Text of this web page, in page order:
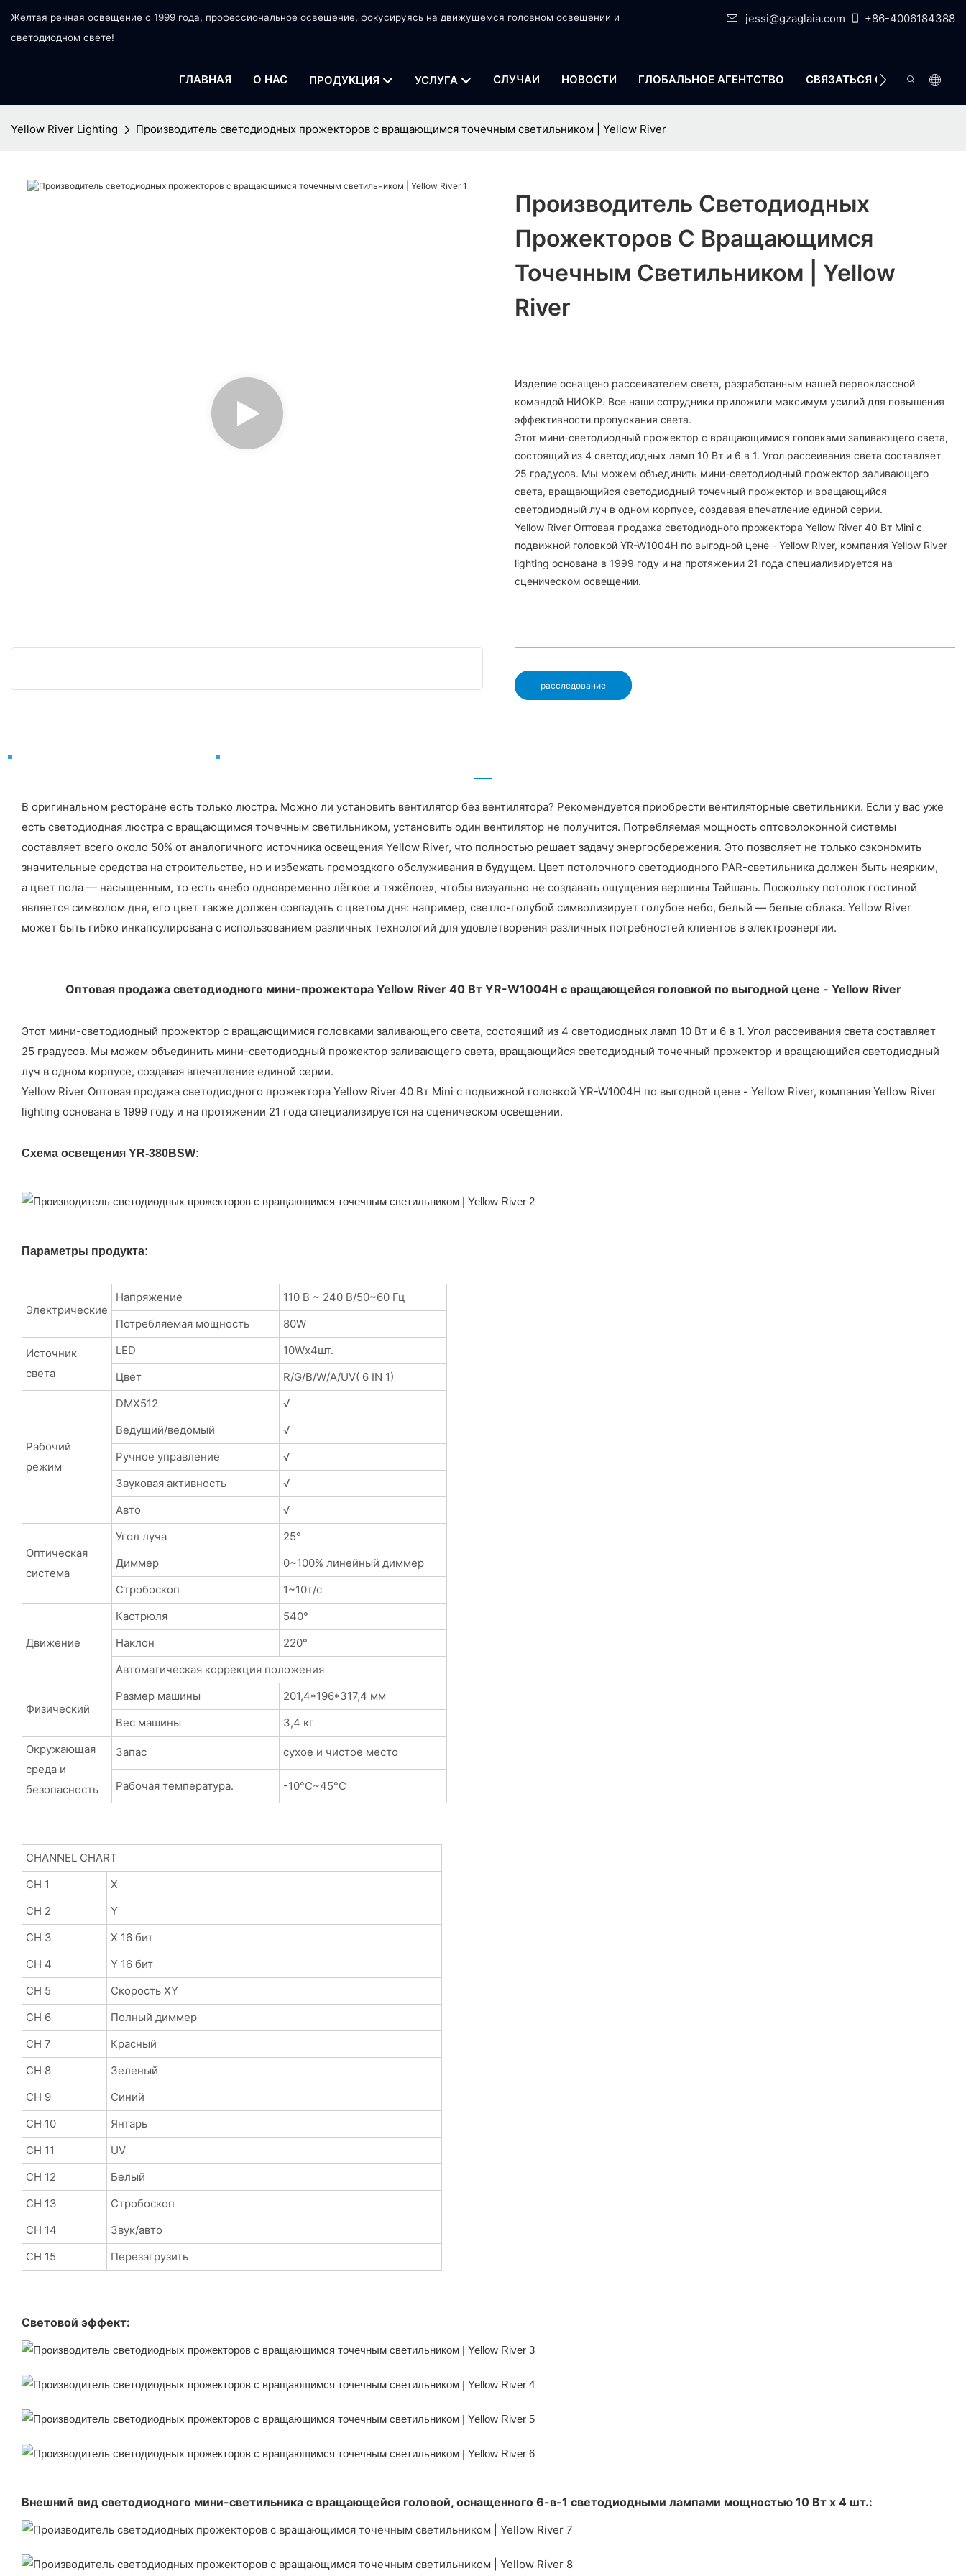
Желтая речная освещение с 1999 года, профессиональное освещение, фокусируясь на движущемся головном освещении и
светодиодном свете!
jessi@gzaglaia.com +86-4006184388
ГЛАВНАЯ О НАС ПРОДУКЦИЯ УСЛУГА СЛУЧАИ НОВОСТИ ГЛОБАЛЬНОЕ АГЕНТСТВО СВЯЗАТЬСЯ С НАМИ
Yellow River Lighting Производитель светодиодных прожекторов с вращающимся точечным светильником | Yellow River
Производитель Светодиодных
Прожекторов С Вращающимся
Точечным Светильником | Yellow
River
Изделие оснащено рассеивателем света, разработанным нашей первоклассной
командой НИОКР. Все наши сотрудники приложили максимум усилий для повышения
эффективности пропускания света.
Этот мини-светодиодный прожектор с вращающимися головками заливающего света,
состоящий из 4 светодиодных ламп 10 Вт и 6 в 1. Угол рассеивания света составляет
25 градусов. Мы можем объединить мини-светодиодный прожектор заливающего
света, вращающийся светодиодный точечный прожектор и вращающийся
светодиодный луч в одном корпусе, создавая впечатление единой серии.
Yellow River Оптовая продажа светодиодного прожектора Yellow River 40 Вт Mini с
подвижной головкой YR-W1004H по выгодной цене - Yellow River, компания Yellow River
lighting основана в 1999 году и на протяжении 21 года специализируется на
сценическом освещении.
расследование
В оригинальном ресторане есть только люстра. Можно ли установить вентилятор без вентилятора? Рекомендуется приобрести вентиляторные светильники. Если у вас уже
есть светодиодная люстра с вращающимся точечным светильником, установить один вентилятор не получится. Потребляемая мощность оптоволоконной системы
составляет всего около 50% от аналогичного источника освещения Yellow River, что полностью решает задачу энергосбережения. Это позволяет не только сэкономить
значительные средства на строительстве, но и избежать громоздкого обслуживания в будущем. Цвет потолочного светодиодного PAR-светильника должен быть неярким,
а цвет пола — насыщенным, то есть «небо одновременно лёгкое и тяжёлое», чтобы визуально не создавать ощущения вершины Тайшань. Поскольку потолок гостиной
является символом дня, его цвет также должен совпадать с цветом дня: например, светло-голубой символизирует голубое небо, белый — белые облака. Yellow River
может быть гибко инкапсулирована с использованием различных технологий для удовлетворения различных потребностей клиентов в электроэнергии.
Оптовая продажа светодиодного мини-прожектора Yellow River 40 Вт YR-W1004H с вращающейся головкой по выгодной цене - Yellow River
Этот мини-светодиодный прожектор с вращающимися головками заливающего света, состоящий из 4 светодиодных ламп 10 Вт и 6 в 1. Угол рассеивания света составляет
25 градусов. Мы можем объединить мини-светодиодный прожектор заливающего света, вращающийся светодиодный точечный прожектор и вращающийся светодиодный
луч в одном корпусе, создавая впечатление единой серии.
Yellow River Оптовая продажа светодиодного прожектора Yellow River 40 Вт Mini с подвижной головкой YR-W1004H по выгодной цене - Yellow River, компания Yellow River
lighting основана в 1999 году и на протяжении 21 года специализируется на сценическом освещении.
Схема освещения YR-380BSW:
Параметры продукта:
Электрические
Напряжение
110 В ~ 240 В/50~60 Гц
Потребляемая мощность
80W
Источник
света
LED
10Wx4шт.
Цвет
R/G/B/W/A/UV( 6 IN 1)
Рабочий
режим
DMX512
√
Ведущий/ведомый
√
Ручное управление
√
Звуковая активность
√
Авто
√
Оптическая
система
Угол луча
25°
Диммер
0~100% линейный диммер
Стробоскоп
1~10т/с
Движение
Кастрюля
540°
Наклон
220°
Автоматическая коррекция положения
Физический
Размер машины
201,4*196*317,4 мм
Вес машины
3,4 кг
Окружающая
среда и
безопасность
Запас сухое и чистое место
Рабочая температура. -10°C~45°C
CHANNEL CHART
CH 1
Х
CH 2
Y
CH 3
X 16 бит
CH 4
Y 16 бит
CH 5
Скорость XY
CH 6
Полный диммер
CH 7
Красный
CH 8
Зеленый
CH 9
Синий
CH 10
Янтарь
CH 11
UV
CH 12
Белый
CH 13
Стробоскоп
CH 14
Звук/авто
CH 15
Перезагрузить
Световой эффект:
Внешний вид светодиодного мини-светильника с вращающейся головой, оснащенного 6-в-1 светодиодными лампами мощностью 10 Вт x 4 шт.: